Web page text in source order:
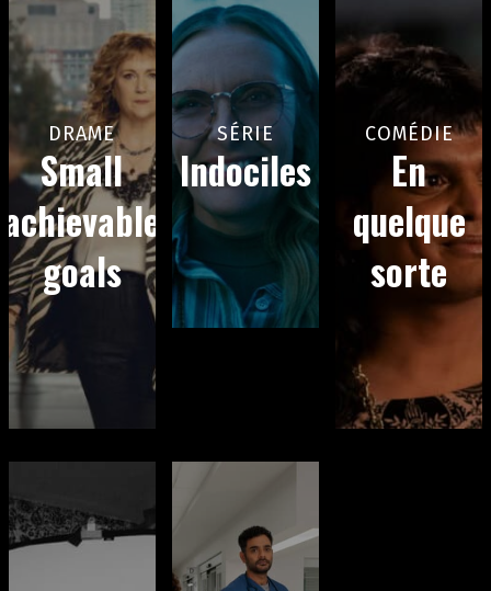
DRAME
Small
achievable
goals
SÉRIE
Indociles
COMÉDIE
En
quelque
sorte